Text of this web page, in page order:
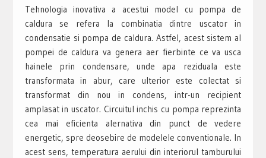
Tehnologia inovativa a acestui model cu pompa de
caldura se refera la combinatia dintre uscator in
condensatie si pompa de caldura. Astfel, acest sistem al
pompei de caldura va genera aer fierbinte ce va usca
hainele prin condensare, unde apa reziduala este
transformata in abur, care ulterior este colectat si
transformat din nou in condens, intr-un recipient
amplasat in uscator. Circuitul inchis cu pompa reprezinta
cea mai eficienta alernativa din punct de vedere
energetic, spre deosebire de modelele conventionale. In
acest sens, temperatura aerului din interiorul tamburului